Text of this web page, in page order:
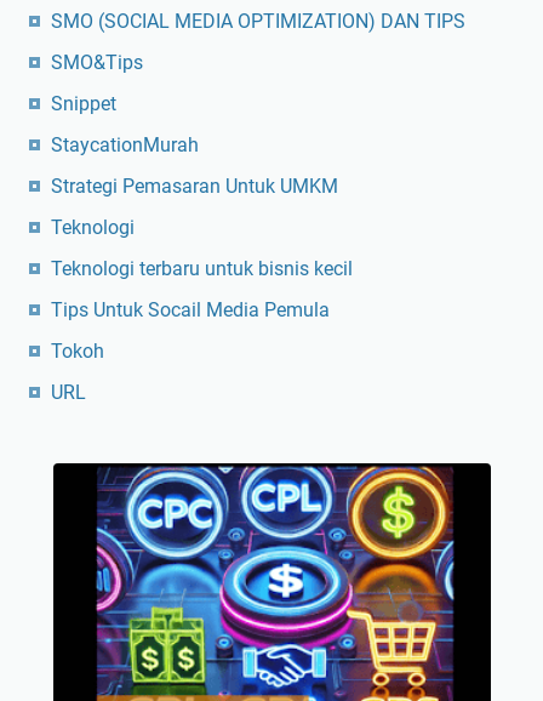
SMO (SOCIAL MEDIA OPTIMIZATION) DAN TIPS
SMO&Tips
Snippet
StaycationMurah
Strategi Pemasaran Untuk UMKM
Teknologi
Teknologi terbaru untuk bisnis kecil
Tips Untuk Socail Media Pemula
Tokoh
URL